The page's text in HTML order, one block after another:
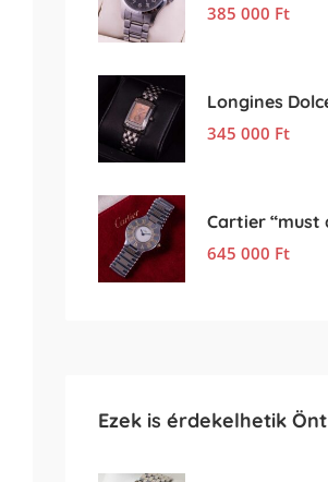
385 000 Ft
345 000 Ft
645 000 Ft
Ezek is érdekelhetik Önt